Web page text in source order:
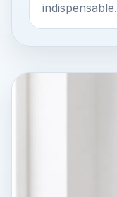
indispensable.